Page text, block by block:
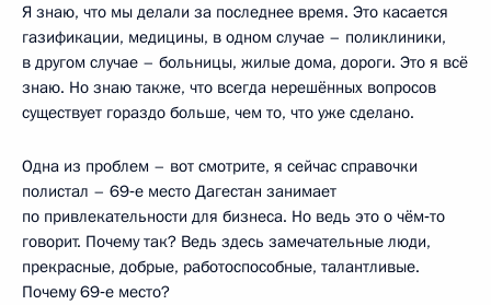
Я знаю, что мы делали за последнее время. Это касается
газификации, медицины, в одном случае – поликлиники,
в другом случае – больницы, жилые дома, дороги. Это я всё
знаю. Но знаю также, что всегда нерешённых вопросов
существует гораздо больше, чем то, что уже сделано.
Одна из проблем – вот смотрите, я сейчас справочки
полистал – 69‑е место Дагестан занимает
по привлекательности для бизнеса. Но ведь это о чём‑то
говорит. Почему так? Ведь здесь замечательные люди,
прекрасные, добрые, работоспособные, талантливые.
Почему 69‑е место?